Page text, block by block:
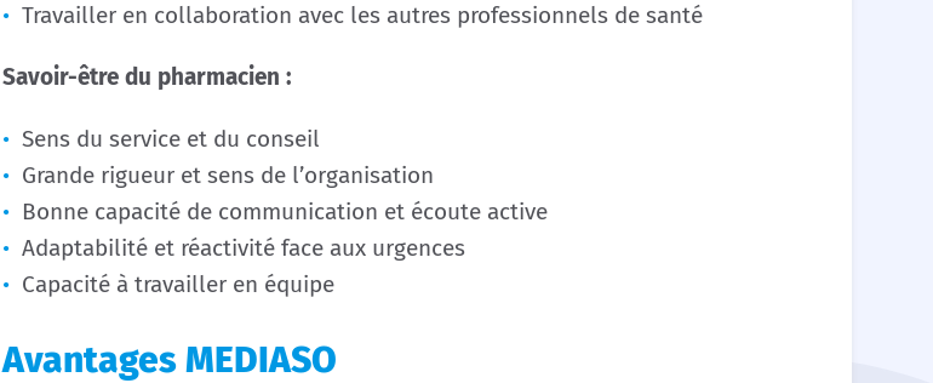
Travailler en collaboration avec les autres professionnels de santé
Savoir-être du pharmacien :
Sens du service et du conseil
Grande rigueur et sens de l’organisation
Bonne capacité de communication et écoute active
Adaptabilité et réactivité face aux urgences
Capacité à travailler en équipe
Avantages MEDIASO